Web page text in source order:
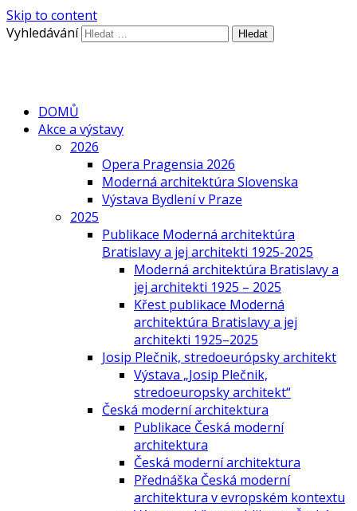
Skip to content
Vyhledávání
DOMŮ
Akce a výstavy
2026
Opera Pragensia 2026
Moderná architektúra Slovenska
Výstava Bydlení v Praze
2025
Publikace Moderná architektúra
Bratislavy a jej architekti 1925-2025
Moderná architektúra Bratislavy a
jej architekti 1925 – 2025
Křest publikace Moderná
architektúra Bratislavy a jej
architekti 1925–2025
Josip Plečnik, stredoeurópsky architekt
Výstava „Josip Plečnik,
stredoeuropsky architekt“
Česká moderní architektura
Publikace Česká moderní
architektura
Česká moderní architektura
Přednáška Česká moderní
architektura v evropském kontextu